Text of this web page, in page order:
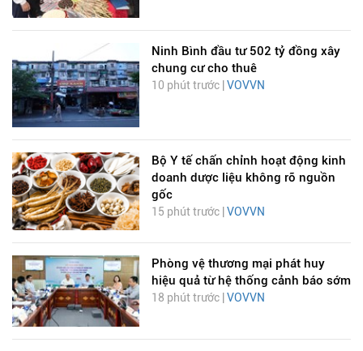
Ninh Bình đầu tư 502 tỷ đồng xây
chung cư cho thuê
10 phút trước | VOVVN
Bộ Y tế chấn chỉnh hoạt động kinh
doanh dược liệu không rõ nguồn
gốc
15 phút trước | VOVVN
Phòng vệ thương mại phát huy
hiệu quả từ hệ thống cảnh báo sớm
18 phút trước | VOVVN